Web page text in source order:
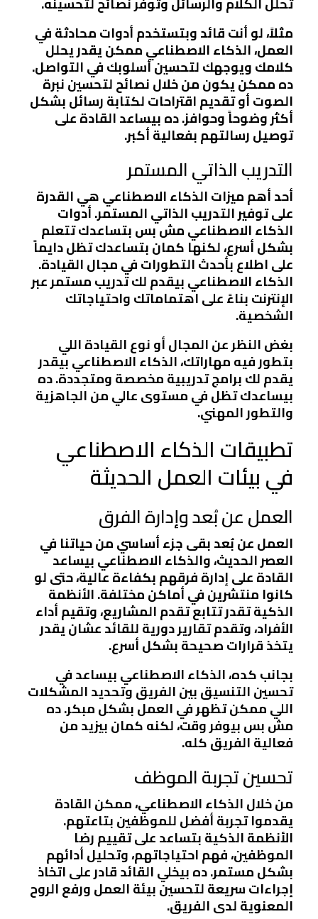
مثلاً، لو أنت قائد وبتستخدم أدوات محادثة في
العمل، الذكاء الاصطناعي ممكن يقدر يحلل
كلامك ويوجهك لتحسين أسلوبك في التواصل.
ده ممكن يكون من خلال نصائح لتحسين نبرة
الصوت أو تقديم اقتراحات لكتابة رسائل بشكل
أكثر وضوحاً وحوافز. ده بيساعد القادة على
توصيل رسالتهم بفعالية أكبر.
التدريب الذاتي المستمر
أحد أهم ميزات الذكاء الاصطناعي هي القدرة
على توفير التدريب الذاتي المستمر. أدوات
الذكاء الاصطناعي مش بس بتساعدك تتعلم
بشكل أسرع، لكنها كمان بتساعدك تظل دايماً
على اطلاع بأحدث التطورات في مجال القيادة.
الذكاء الاصطناعي بيقدم لك تدريب مستمر عبر
الإنترنت بناءً على اهتماماتك واحتياجاتك
الشخصية.
بغض النظر عن المجال أو نوع القيادة اللي
بتطور فيه مهاراتك، الذكاء الاصطناعي بيقدر
يقدم لك برامج تدريبية مخصصة ومتجددة. ده
بيساعدك تظل في مستوى عالي من الجاهزية
والتطور المهني.
تطبيقات الذكاء الاصطناعي
في بيئات العمل الحديثة
العمل عن بُعد وإدارة الفرق
العمل عن بُعد بقى جزء أساسي من حياتنا في
العصر الحديث، والذكاء الاصطناعي بيساعد
القادة على إدارة فرقهم بكفاءة عالية، حتى لو
كانوا منتشرين في أماكن مختلفة. الأنظمة
الذكية تقدر تتابع تقدم المشاريع، وتقيم أداء
الأفراد، وتقدم تقارير دورية للقائد عشان يقدر
يتخذ قرارات صحيحة بشكل أسرع.
بجانب كده، الذكاء الاصطناعي بيساعد في
تحسين التنسيق بين الفريق وتحديد المشكلات
اللي ممكن تظهر في العمل بشكل مبكر. ده
مش بس بيوفر وقت، لكنه كمان بيزيد من
فعالية الفريق كله.
تحسين تجربة الموظف
من خلال الذكاء الاصطناعي، ممكن القادة
يقدموا تجربة أفضل للموظفين بتاعتهم.
الأنظمة الذكية بتساعد على تقييم رضا
الموظفين، فهم احتياجاتهم، وتحليل أدائهم
بشكل مستمر. ده بيخلي القائد قادر على اتخاذ
إجراءات سريعة لتحسين بيئة العمل ورفع الروح
المعنوية لدى الفريق.